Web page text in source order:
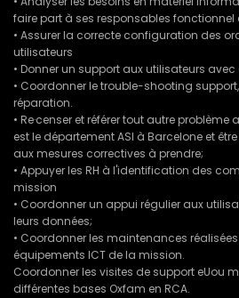
faire part à ses responsables fonctionnel
• Assurer la correcte configuration des
utilisateurs
• Donner un support aux utilisateurs
• Coordonner le trouble-shooting
réparation.
• Re·censer et référer tout autre
est le département ASI à Barcelone et
aux mesures correctives à prendre;
• Appuyer les RH à l'identification des
mission
• Coordonner un appui régulier aux
leurs données;
• Coordonner les maintenances réalisées
équipements ICT de la mission.
Coordonner les visites de support eUou
différentes bases Oxfam en RCA.